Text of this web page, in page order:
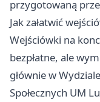
przygotowaną
Jak załatwić
Wejściówki na
bezpłatne, ale
głównie w
Społecznych UM